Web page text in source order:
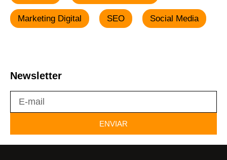
Marketing Digital SEO Social Media
Newsletter
ENVIAR